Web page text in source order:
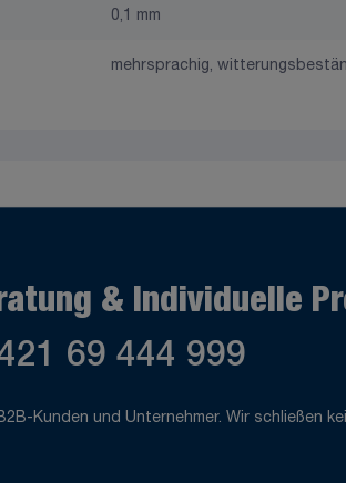
0,1 mm
mehrsprachig,
& Individuelle
69 444 999
Kunden und Unternehmer. Wir schließen